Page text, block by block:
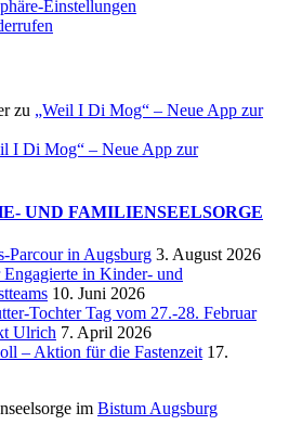
Einstellungen
zu „Weil I Di Mog“ – Neue App zur
I Di Mog“ – Neue App zur
UND FAMILIENSEELSORGE
Parcour in Augsburg 3. August 2026
in Kinder- und
10. Juni 2026
Tochter Tag vom 27.-28. Februar
Ulrich 7. April 2026
– Aktion für die Fastenzeit 17.
im Bistum Augsburg